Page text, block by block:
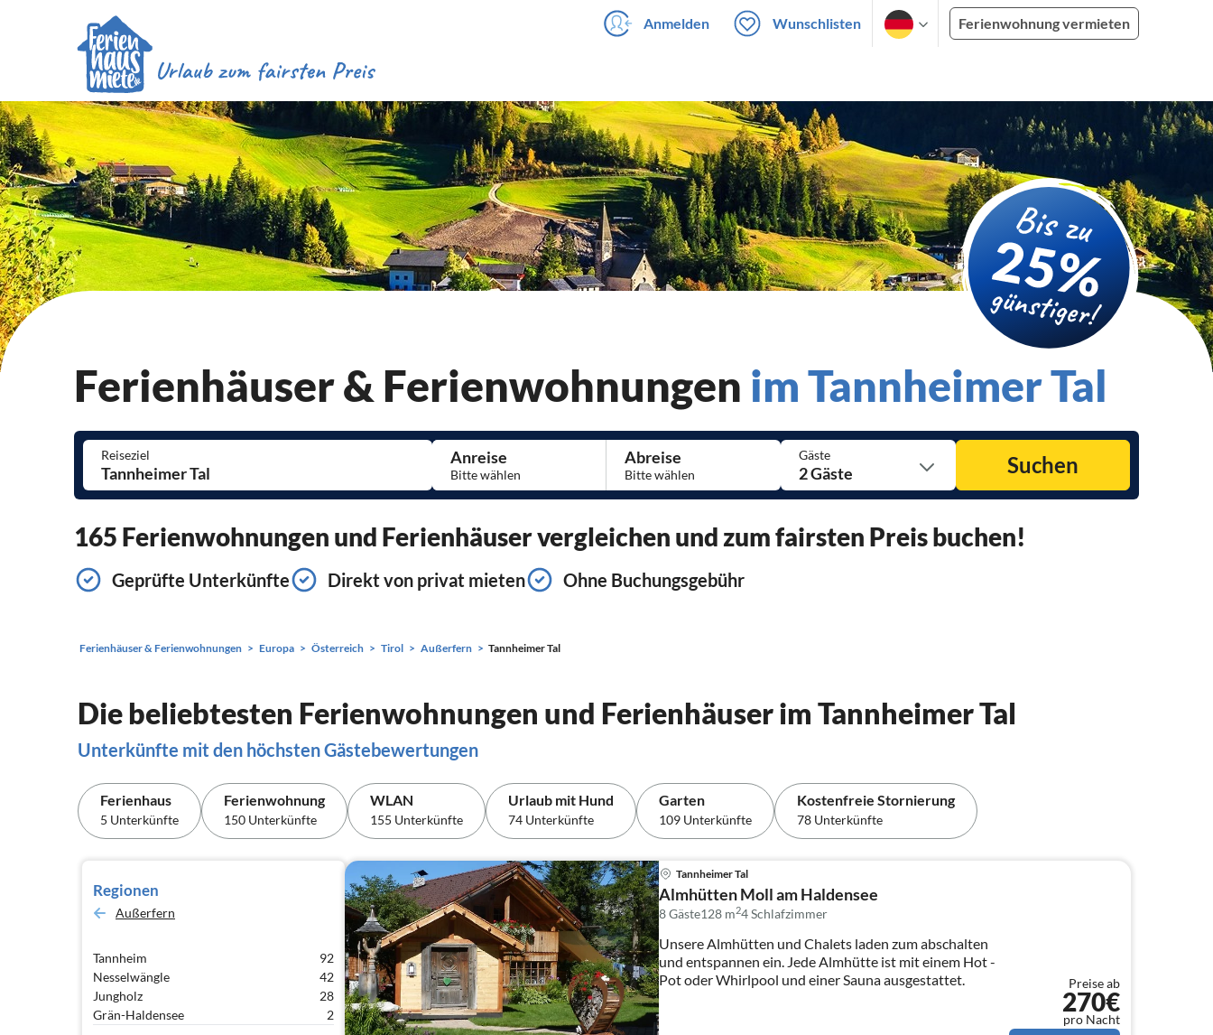
Anmelden Wunschlisten Ferienwohnung vermieten
Ferienhäuser & Ferienwohnungen im Tannheimer Tal
Reiseziel Anreise Abreise Gäste
2 Gäste Suchen
165 Ferienwohnungen und Ferienhäuser vergleichen und zum fairsten Preis buchen!
Geprüfte Unterkünfte Direkt von privat mieten Ohne Buchungsgebühr
Ferienhäuser & Ferienwohnungen Europa Österreich Tirol Außerfern Tannheimer Tal
Die beliebtesten Ferienwohnungen und Ferienhäuser im Tannheimer Tal
Unterkünfte mit den höchsten Gästebewertungen
Ferienhaus
5 Unterkünfte
Ferienwohnung
150 Unterkünfte
WLAN
155 Unterkünfte
Urlaub mit Hund
74 Unterkünfte
Garten
109 Unterkünfte
Kostenfreie Stornierung
78 Unterkünfte
Regionen
Außerfern
Tannheim
92
Nesselwängle
42
Jungholz
28
Grän-Haldensee
2
Tannheimer Tal
Almhütten Moll am Haldensee
8 Gäste128 m24Schlafzimmer
Unsere Almhütten und Chalets laden zum abschalten
und entspannen ein. Jede Almhütte ist mit einem Hot -
Pot oder Whirlpool und einer Sauna ausgestattet.
Preise ab
270€
pro Nacht